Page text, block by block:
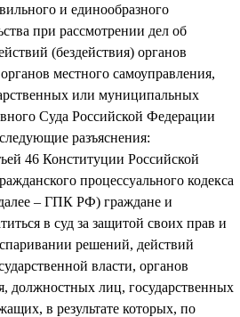
и единообразного
при рассмотрении дел об
(бездействия) органов
местного самоуправления,
или муниципальных
Суда Российской Федерации
разъяснения:
46 Конституции Российской
процессуального кодекса
– ГПК РФ) граждане и
в суд за защитой своих прав и
решений, действий
власти, органов
должностных лиц, государственных
в результате которых, по